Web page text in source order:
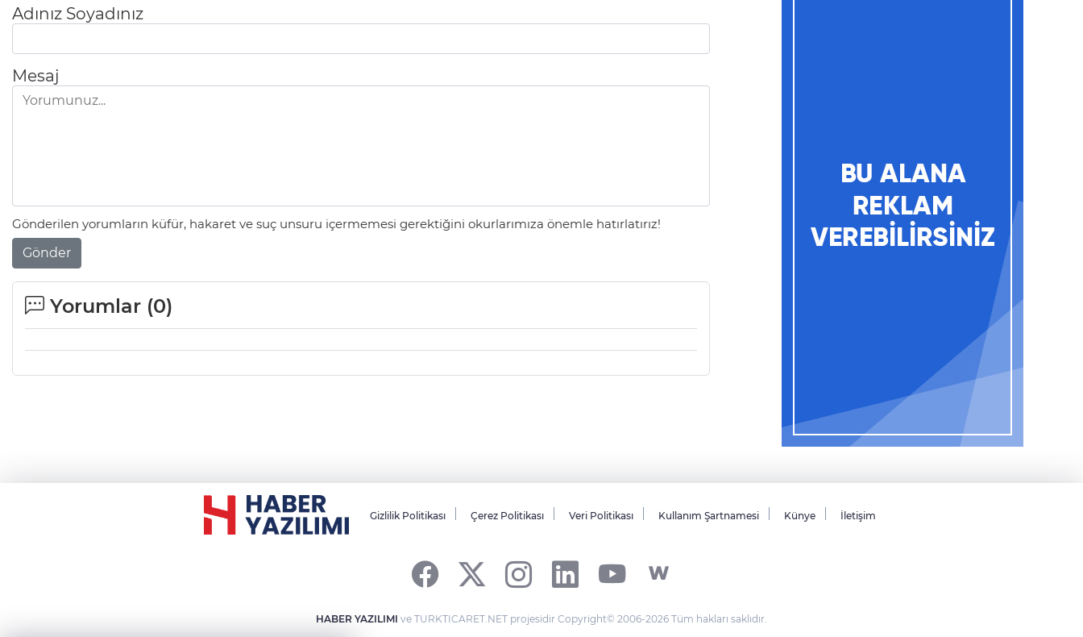
Adınız Soyadınız
Mesaj
Gönderilen yorumların küfür, hakaret ve suç unsuru içermemesi gerektiğini okurlarımıza önemle hatırlatırız!
Gönder
Yorumlar (0)
Gizlilik Politikası Çerez Politikası Veri Politikası Kullanım Şartnamesi Künye İletişim
HABER YAZILIMI ve TURKTICARET.NET projesidir Copyright© 2006-2026 Tüm hakları saklıdır.